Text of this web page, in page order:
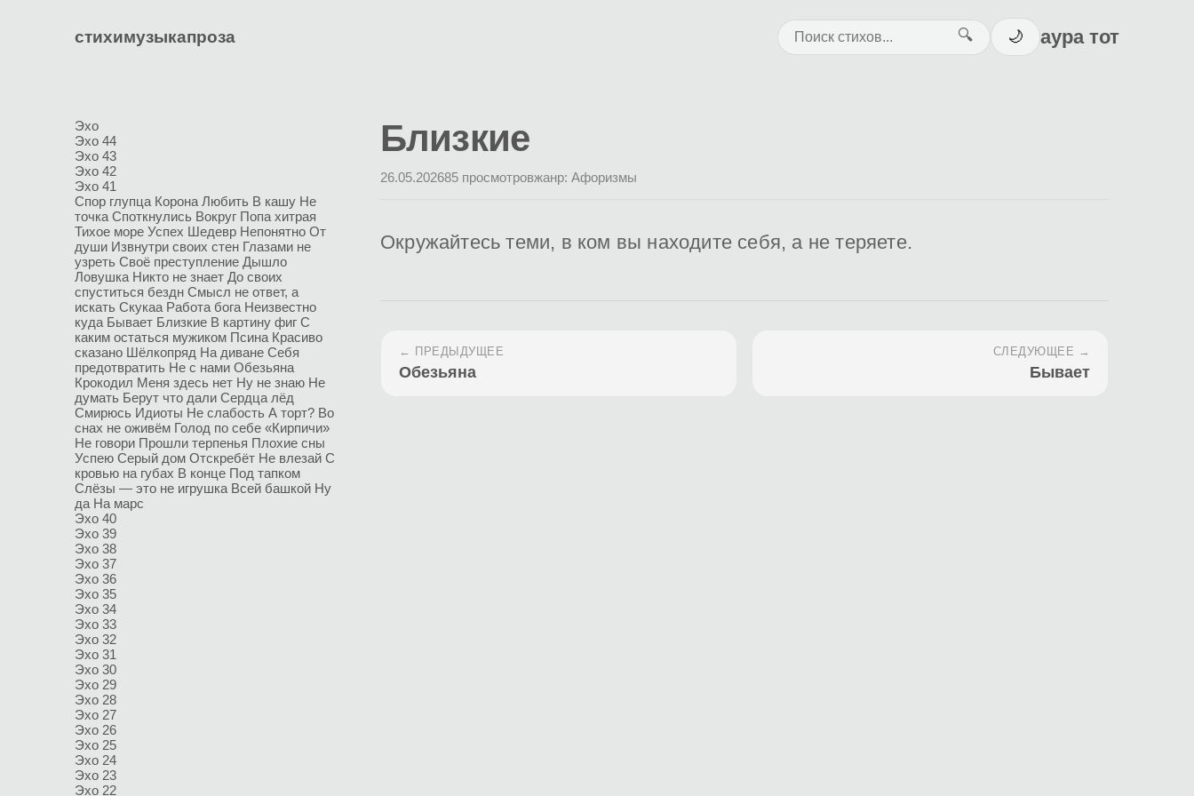
стихимузыкапроза 🔍 🌙 аура тот
Эхо
Эхо 44
Эхо 43
Эхо 42
Эхо 41
Спор глупца Корона Любить В кашу Не
точка Споткнулись Вокруг Попа хитрая
Тихое море Успех Шедевр Непонятно От
души Извнутри своих стен Глазами не
узреть Своё преступление Дышло
Ловушка Никто не знает До своих
спуститься бездн Смысл не ответ, а
искать Скукаа Работа бога Неизвестно
куда Бывает Близкие В картину фиг С
каким остаться мужиком Псина Красиво
сказано Шёлкопряд На диване Себя
предотвратить Не с нами Обезьяна
Крокодил Меня здесь нет Ну не знаю Не
думать Берут что дали Сердца лёд
Смирюсь Идиоты Не слабость А торт? Во
снах не оживём Голод по себе «Кирпичи»
Не говори Прошли терпенья Плохие сны
Успею Серый дом Отскребёт Не влезай С
кровью на губах В конце Под тапком
Слёзы — это не игрушка Всей башкой Ну
да На марс
Эхо 40
Эхо 39
Эхо 38
Эхо 37
Эхо 36
Эхо 35
Эхо 34
Эхо 33
Эхо 32
Эхо 31
Эхо 30
Эхо 29
Эхо 28
Эхо 27
Эхо 26
Эхо 25
Эхо 24
Эхо 23
Эхо 22
Близкие
26.05.202685 просмотровжанр: Афоризмы
Окружайтесь теми, в ком вы находите себя, а не теряете.
← ПРЕДЫДУЩЕЕ
Обезьяна
СЛЕДУЮЩЕЕ →
Бывает